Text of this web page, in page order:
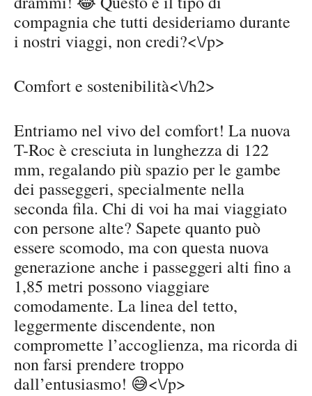
compagnia che tutti desideriamo durante
i nostri viaggi, non credi?<\/p>
Comfort e sostenibilità<\/h2>
Entriamo nel vivo del comfort! La nuova
T-Roc è cresciuta in lunghezza di 122
mm, regalando più spazio per le gambe
dei passeggeri, specialmente nella
seconda fila. Chi di voi ha mai viaggiato
con persone alte? Sapete quanto può
essere scomodo, ma con questa nuova
generazione anche i passeggeri alti fino a
1,85 metri possono viaggiare
comodamente. La linea del tetto,
leggermente discendente, non
compromette l’accoglienza, ma ricorda di
non farsi prendere troppo
dall’entusiasmo! 😅<\/p>